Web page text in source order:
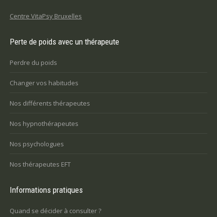
Centre VitaPsy Bruxelles
Perte de poids avec un thérapeute
Perdre du poids
Changer vos habitudes
Nos différents thérapeutes
Nos hypnothérapeutes
Nos psychologues
Nos thérapeutes EFT
Informations pratiques
Quand se décider à consulter ?